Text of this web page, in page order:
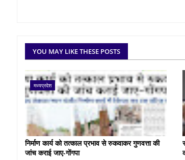
YOU MAY LIKE THESE POSTS
मध्यप्रदेश
निर्माण कार्य को तत्काल प्रभाव से रुकवाकर गुणवत्ता की
जांच कराई जाए-गोंगपा